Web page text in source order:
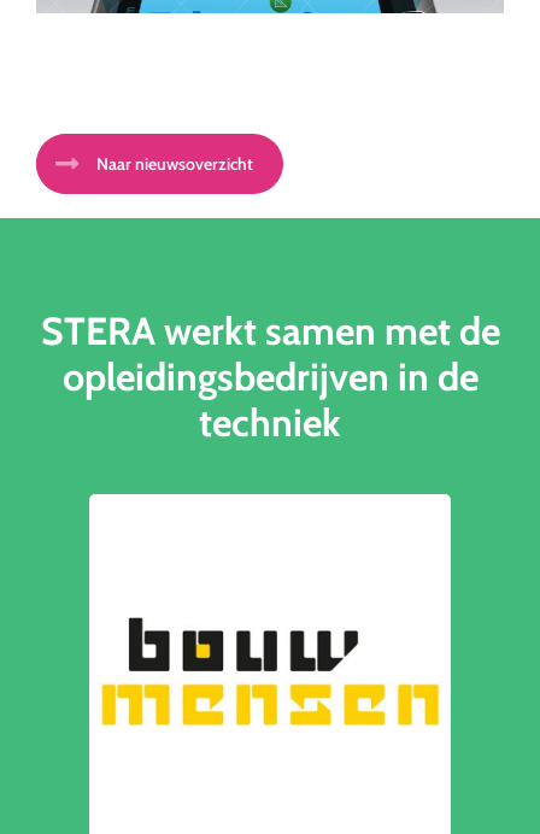
Naar nieuwsoverzicht
STERA werkt samen met de
opleidingsbedrijven in de
techniek